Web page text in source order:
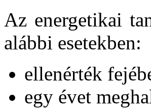
Az energetikai
alábbi esetekben:
ellenérték
egy évet